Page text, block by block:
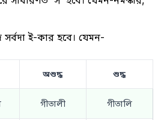
ই-কার হবে। যেমন-
অশুদ্ধ শুদ্ধ
গীতালী গীতালি